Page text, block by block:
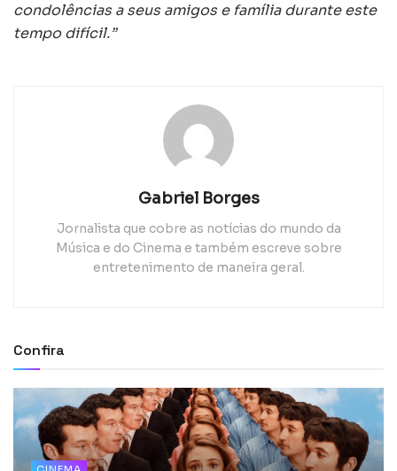
condolências a seus amigos e família durante este
tempo difícil.”
Gabriel Borges
Jornalista que cobre as notícias do mundo da
Música e do Cinema e também escreve sobre
entretenimento de maneira geral.
Confira